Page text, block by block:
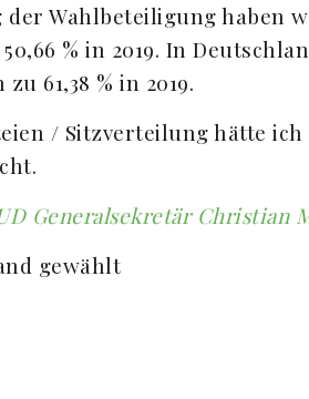
der Wahlbeteiligung haben
% in 2019. In
61,38 % in 2019.
/ Sitzverteilung hätte
Generalsekretär Christian
gewählt